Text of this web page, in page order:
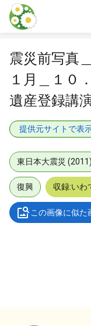
本文に飛ぶ
震災前写真
１月＿１０
遺産登録講
提供元サイトで表
東日本大震災 (2011)
復興 収録:いわ
この画像に似た